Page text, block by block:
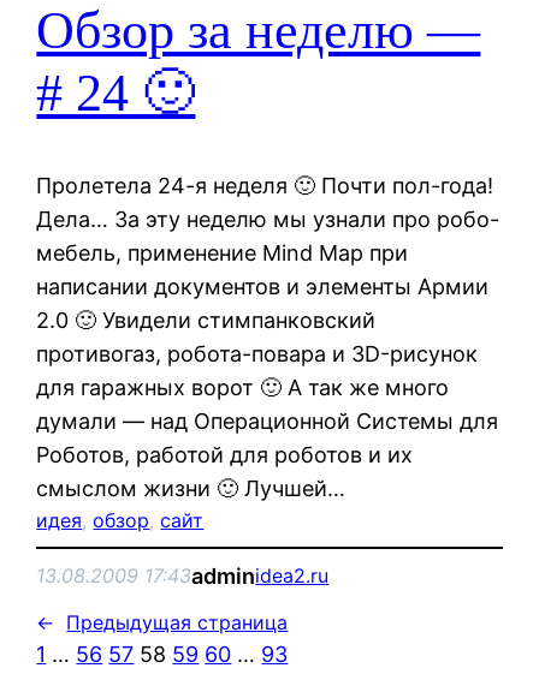
Обзор за неделю —
# 24 🙂
Пролетела 24-я неделя 🙂 Почти пол-года!
Дела… За эту неделю мы узнали про робо-
мебель, применение Mind Map при
написании документов и элементы Армии
2.0 🙂 Увидели стимпанковский
противогаз, робота-повара и 3D-рисунок
для гаражных ворот 🙂 А так же много
думали — над Операционной Системы для
Роботов, работой для роботов и их
смыслом жизни 🙂 Лучшей…
идея, обзор, сайт
13.08.2009 17:43adminidea2.ru
← Предыдущая страница
1 … 56 57 58 59 60 … 93